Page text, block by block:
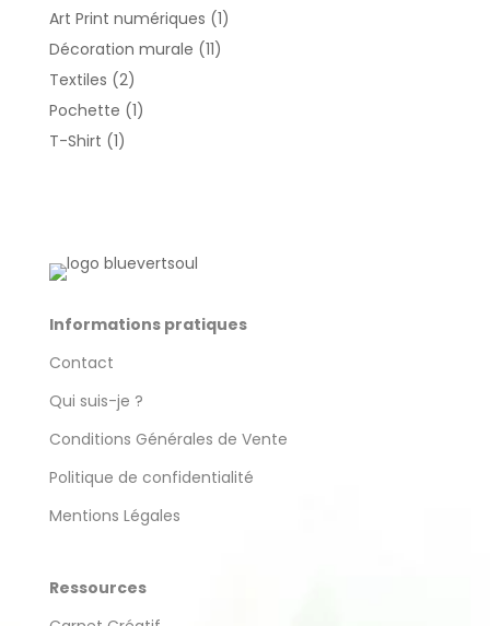
Art Print numériques 11
Décoration murale 1111
Textiles 22
produits
Pochette 11
T-Shirt 11
Informations pratiques
Contact
Qui suis-je ?
Conditions Générales de Vente
Politique de confidentialité
Mentions Légales
Ressources